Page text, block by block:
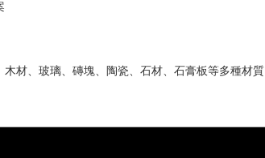
材、玻璃、磚塊、陶瓷、石材、石膏板等多種材質